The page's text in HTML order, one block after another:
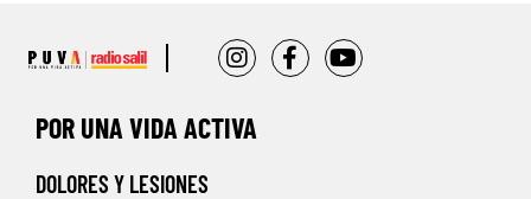
POR UNA VIDA ACTIVA
DOLORES Y LESIONES